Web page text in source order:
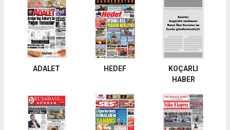
ADALET HEDEF
KOÇARLI
HABER